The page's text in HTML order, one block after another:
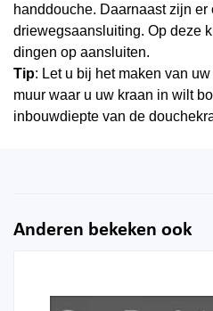
handdouche. Daarnaast zijn
driewegsaansluiting. Op deze
dingen op aansluiten.
Tip: Let u bij het maken van
muur waar u uw kraan in wilt
inbouwdiepte van de
Anderen bekeken ook